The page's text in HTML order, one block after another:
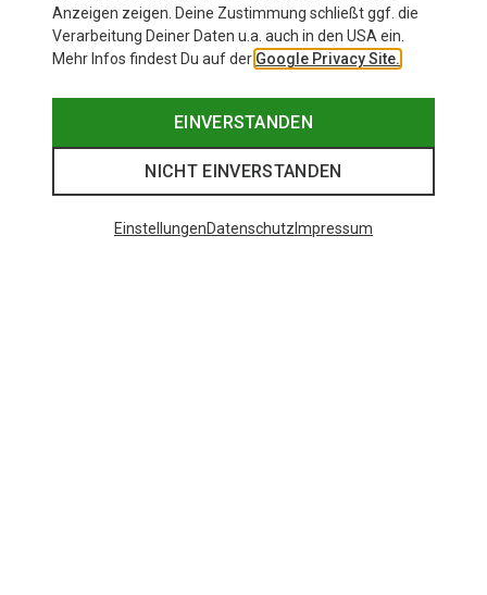
Anzeigen zeigen. Deine Zustimmung schließt ggf. die
Verarbeitung Deiner Daten u.a. auch in den USA ein.
Mehr Infos findest Du auf der Google Privacy Site.
EINVERSTANDEN
NICHT EINVERSTANDEN
EinstellungenDatenschutz Impressum